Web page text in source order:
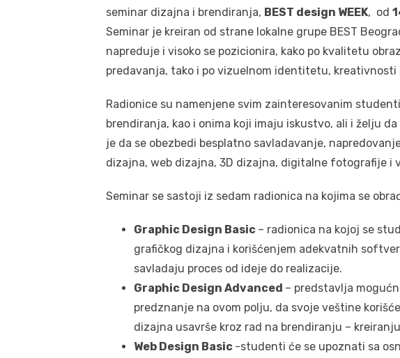
seminar dizajna i brendiranja, BEST design WEEK, od
Seminar je kreiran od strane lokalne grupe BEST
napreduje i visoko se pozicionira, kako po kvalitetu
predavanja, tako i po vizuelnom identitetu,
Radionice su namenjene svim zainteresovanim
brendiranja, kao i onima koji imaju iskustvo, ali i želju
je da se obezbedi besplatno savladavanje,
dizajna, web dizajna, 3D dizajna, digitalne fotografije i
Seminar se sastoji iz sedam radionica na kojima se
Graphic Design Basic – radionica na kojoj se
grafičkog dizajna i korišćenjem adekvatnih
savladaju proces od ideje do realizacije.
Graphic Design Advanced – predstavlja
predznanje na ovom polju, da svoje veštine
dizajna usavrše kroz rad na brendiranju –
Web Design Basic -studenti će se upoznati sa